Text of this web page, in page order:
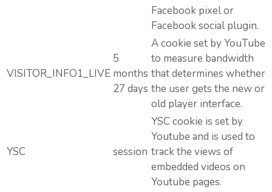
Facebook pixel or
Facebook social plugin.
VISITOR_INFO1_LIVE
5
months
27 days
A cookie set by YouTube
to measure bandwidth
that determines whether
the user gets the new or
old player interface.
YSC session
YSC cookie is set by
Youtube and is used to
track the views of
embedded videos on
Youtube pages.